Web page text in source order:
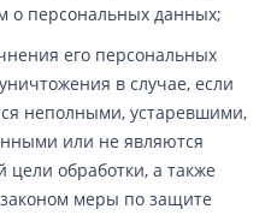
о персональных данных;
его персональных
в случае, если
неполными, устаревшими,
или не являются
обработки, а также
меры по защите